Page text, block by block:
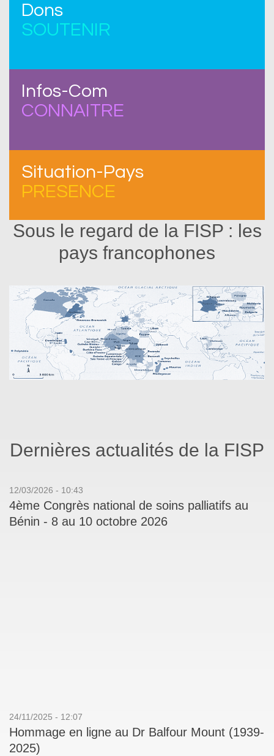
Dons
SOUTENIR
Infos-Com
CONNAITRE
Situation-Pays
PRESENCE
Sous le regard de la FISP : les
pays francophones
Dernières actualités de la FISP
12/03/2026 - 10:43
4ème Congrès national de soins palliatifs au
Bénin - 8 au 10 octobre 2026
24/11/2025 - 12:07
Hommage en ligne au Dr Balfour Mount (1939-
2025)